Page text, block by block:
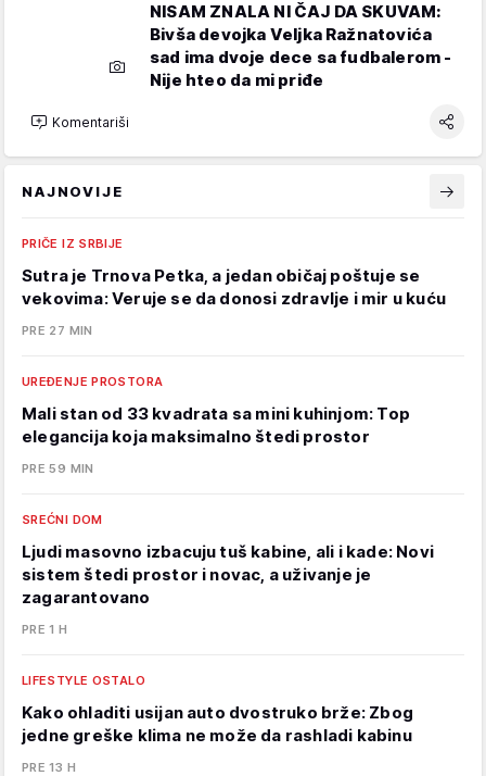
NISAM ZNALA NI ČAJ DA SKUVAM:
Bivša devojka Veljka Ražnatovića
sad ima dvoje dece sa fudbalerom -
Nije hteo da mi priđe
Komentariši
NAJNOVIJE
PRIČE IZ SRBIJE
Sutra je Trnova Petka, a jedan običaj poštuje se
vekovima: Veruje se da donosi zdravlje i mir u kuću
PRE 27 MIN
UREĐENJE PROSTORA
Mali stan od 33 kvadrata sa mini kuhinjom: Top
elegancija koja maksimalno štedi prostor
PRE 59 MIN
SREĆNI DOM
Ljudi masovno izbacuju tuš kabine, ali i kade: Novi
sistem štedi prostor i novac, a uživanje je
zagarantovano
PRE 1 H
LIFESTYLE OSTALO
Kako ohladiti usijan auto dvostruko brže: Zbog
jedne greške klima ne može da rashladi kabinu
PRE 13 H